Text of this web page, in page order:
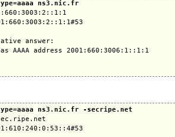
ns3.nic.fr
answer:
AAAA address 2001:660:3006:1::1:1
ns3.nic.fr -secripe.net